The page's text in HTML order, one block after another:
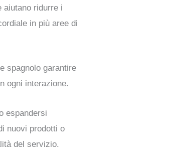
aiutano ridurre i
in più aree di
spagnolo garantire
ogni interazione.
espandersi
nuovi prodotti o
del servizio.